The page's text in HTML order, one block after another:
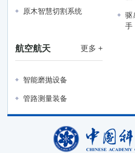
原木智慧切割系统
驱
手
航空航天 更多 +
智能磨抛设备
管路测量装备